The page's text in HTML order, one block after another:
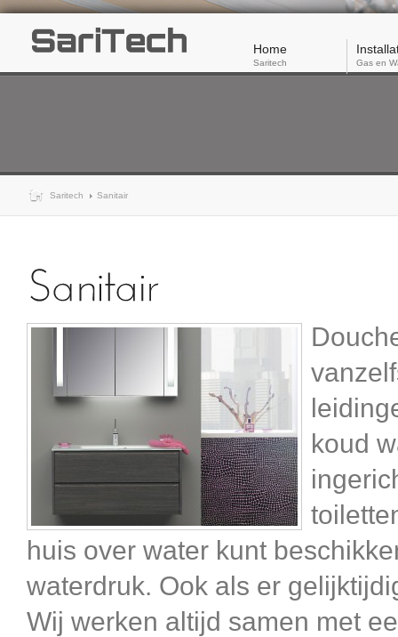
Home
Saritech Gas en
Saritech Sanitair
koud
huis over water kunt
waterdruk. Ook als er
Wij werken altijd samen met